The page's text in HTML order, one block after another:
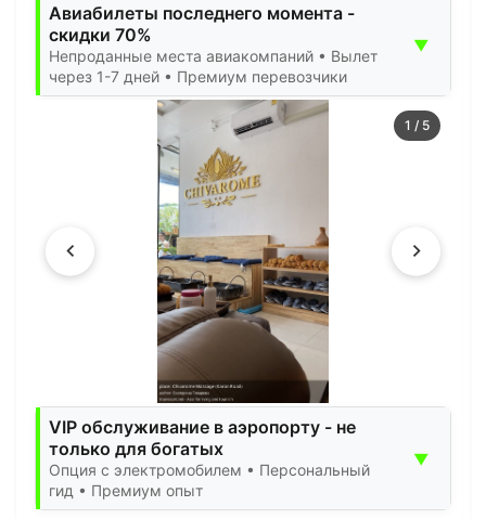
Авиабилеты последнего момента -
скидки 70%
Непроданные места авиакомпаний • Вылет
через 1-7 дней • Премиум перевозчики
▼
1 / 5
VIP обслуживание в аэропорту - не
только для богатых
Опция с электромобилем • Персональный
гид • Премиум опыт
▼